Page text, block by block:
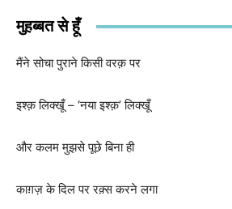
मुहब्बत से हूँ
मैंने सोचा पुराने किसी वरक़ पर
इश्क़ लिक्खूँ – ‘नया इश्क़’ लिक्खूँ
और कलम मुझसे पूछे बिना ही
काग़ज़ के दिल पर रक़्स करने लगा